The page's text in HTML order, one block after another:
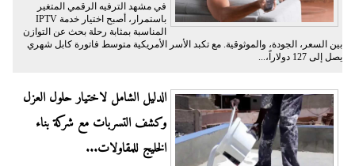
في مشهد الترفيه الرقمي المتغير
باستمرار، أصبح اختيار خدمة IPTV
المناسبة بمثابة رحلة بحث عن التوازن
بين السعر، الجودة، والموثوقية. مع تكبد الأسر الأمريكية متوسط فاتورة كابل شهري
يصل إلى 127 دولاراً،...
الدليل الشامل لاختيار حلول العزل
وكشف التسربات مع شركة بناء
الخليج للمقاولات...